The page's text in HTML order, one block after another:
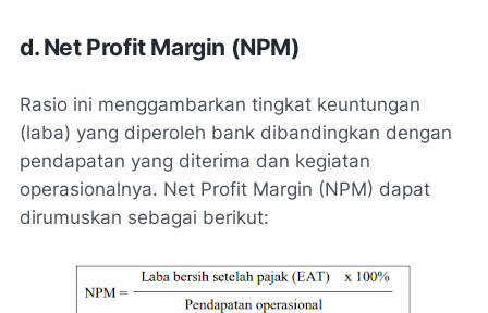
d. Net Profit Margin (NPM)
Rasio ini menggambarkan tingkat keuntungan
(laba) yang diperoleh bank dibandingkan dengan
pendapatan yang diterima dan kegiatan
operasionalnya. Net Profit Margin (NPM) dapat
dirumuskan sebagai berikut: